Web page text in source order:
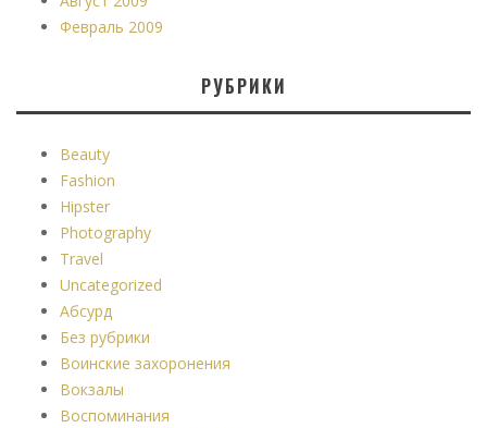
Февраль 2009
РУБРИКИ
Beauty
Fashion
Hipster
Photography
Travel
Uncategorized
Абсурд
Без рубрики
Воинские захоронения
Вокзалы
Воспоминания